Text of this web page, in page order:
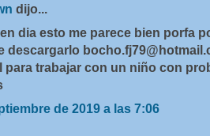
dijo...
dia esto me parece bien porfa
descargarlo
para trabajar con un niño con
de 2019 a las 7:06